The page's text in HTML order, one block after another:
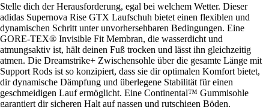
Stelle dich der Herausforderung, egal bei welchem Wetter. Dieser
adidas Supernova Rise GTX Laufschuh bietet einen flexiblen und
dynamischen Schritt unter unvorhersehbaren Bedingungen. Eine
GORE-TEX® Invisible Fit Membran, die wasserdicht und
atmungsaktiv ist, hält deinen Fuß trocken und lässt ihn gleichzeitig
atmen. Die Dreamstrike+ Zwischensohle über die gesamte Länge mit
Support Rods ist so konzipiert, dass sie dir optimalen Komfort bietet,
dir dynamische Dämpfung und überlegene Stabilität für einen
geschmeidigen Lauf ermöglicht. Eine Continental™ Gummisohle
garantiert dir sicheren Halt auf nassen und rutschigen Böden.